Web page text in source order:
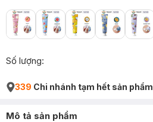
Số lượng:
339 Chi nhánh tạm hết sản phẩm
Mô tả sản phẩm